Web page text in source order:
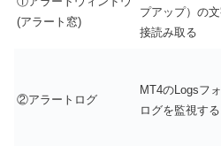
(アラート窓)
プアップ）の
接読み取る
②アラートログ
MT4のLogsフ
ログを監視する